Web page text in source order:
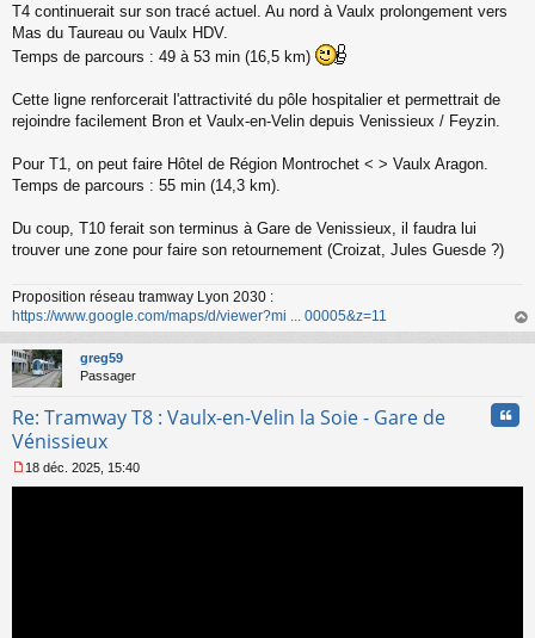
g
e
n
l
u
T4 continuerait sur son tracé actuel. Au nord à Vaulx prolongement vers
Mas du Taureau ou Vaulx HDV.
Temps de parcours : 49 à 53 min (16,5 km)
Cette ligne renforcerait l'attractivité du pôle hospitalier et permettrait de
rejoindre facilement Bron et Vaulx-en-Velin depuis Venissieux / Feyzin.
Pour T1, on peut faire Hôtel de Région Montrochet < > Vaulx Aragon.
Temps de parcours : 55 min (14,3 km).
Du coup, T10 ferait son terminus à Gare de Venissieux, il faudra lui
trouver une zone pour faire son retournement (Croizat, Jules Guesde ?)
Proposition réseau tramway Lyon 2030 :
https://www.google.com/maps/d/viewer?mi ... 00005&z=11
au
greg59
Passager
Re: Tramway T8 : Vaulx-en-Velin la Soie - Gare de
Vénissieux
18 déc. 2025, 15:40